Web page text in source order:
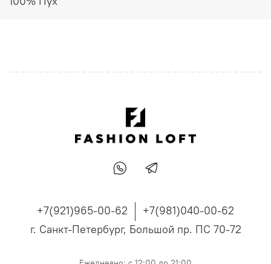
+7(921)965-00-62
+7(981)040-00-62
г. Санкт-Петербург, Большой пр. ПС 70-72